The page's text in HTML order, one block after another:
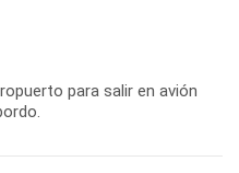
para salir en avión